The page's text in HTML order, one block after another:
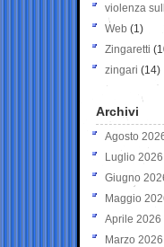
violenza
Web (1)
Zingaretti
zingari (14)
Archivi
Agosto
Luglio 2026
Giugno
Maggio
Aprile 2026
Marzo 2026